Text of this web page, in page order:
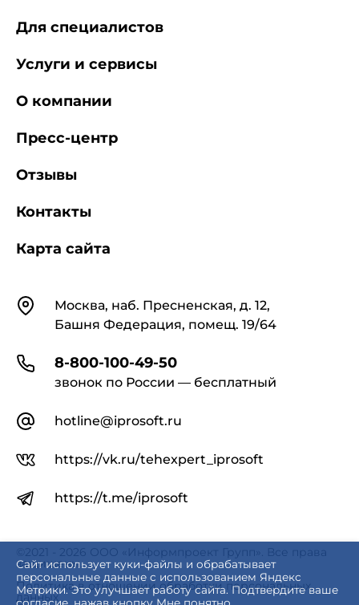
Сайт использует куки-файлы и обрабатывает
персональные данные с использованием Яндекс
Метрики. Это улучшает работу сайта. Подтвердите ваше
КонтактыМосква, наб. Пресненская, д. 12,
Башня Федерация, помещ. 19/64
8-800-100-49-50
звонок по России — бесплатный
hotline@iprosoft.ru
https://vk.ru/tehexpert_iprosoft
https://t.me/iprosoft
Для специалистов
Услуги и сервисы
О компании
Пресс-центр
Отзывы
Контакты
Карта сайта
©2021 - 2026 ООО «Информпроект Групп». Все права
защищены.
Политика в отношении обработки персональных
данных